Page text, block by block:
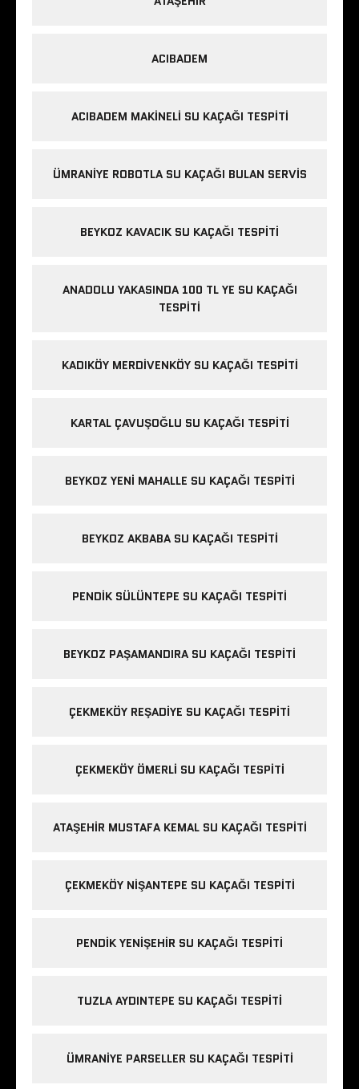
ACIBADEM
ACIBADEM MAKINELI SU KAÇAĞI TESPITI
ÜMRANIYE ROBOTLA SU KAÇAĞI BULAN SERVIS
BEYKOZ KAVACIK SU KAÇAĞI TESPITI
ANADOLU YAKASINDA 100 TL YE SU KAÇAĞI
TESPITI
KADIKÖY MERDIVENKÖY SU KAÇAĞI TESPITI
KARTAL ÇAVUŞOĞLU SU KAÇAĞI TESPITI
BEYKOZ YENI MAHALLE SU KAÇAĞI TESPITI
BEYKOZ AKBABA SU KAÇAĞI TESPITI
PENDIK SÜLÜNTEPE SU KAÇAĞI TESPITI
BEYKOZ PAŞAMANDIRA SU KAÇAĞI TESPITI
ÇEKMEKÖY REŞADIYE SU KAÇAĞI TESPITI
ÇEKMEKÖY ÖMERLI SU KAÇAĞI TESPITI
ATAŞEHIR MUSTAFA KEMAL SU KAÇAĞI TESPITI
ÇEKMEKÖY NIŞANTEPE SU KAÇAĞI TESPITI
PENDIK YENIŞEHIR SU KAÇAĞI TESPITI
TUZLA AYDINTEPE SU KAÇAĞI TESPITI
ÜMRANIYE PARSELLER SU KAÇAĞI TESPITI